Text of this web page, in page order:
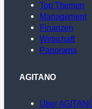
Top Themen
Management
Finanzen
Wirtschaft
Panorama
AGITANO
Über